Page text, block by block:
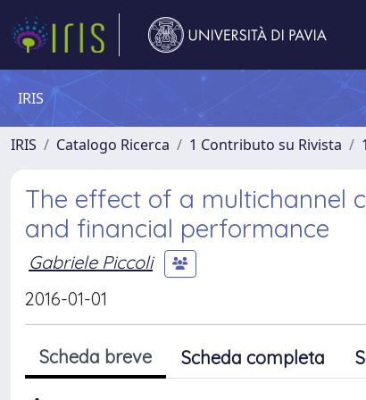
IRIS
IRIS Catalogo Ricerca 1 Contributo su Rivista
The effect of a multichannel
and financial performance
Gabriele Piccoli
2016-01-01
Scheda breve Scheda completa